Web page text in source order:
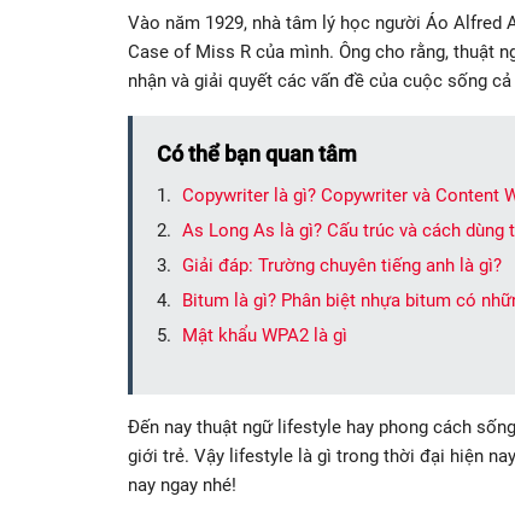
Vào năm 1929, nhà tâm lý học người Áo Alfred
Case of Miss R của mình. Ông cho rằng, thuật
nhận và giải quyết các vấn đề của cuộc sống
Có thể bạn quan tâm
Copywriter là gì? Copywriter và Content
As Long As là gì? Cấu trúc và cách dùng
Giải đáp: Trường chuyên tiếng anh là gì?
Bitum là gì? Phân biệt nhựa bitum có
Mật khẩu WPA2 là gì
Đến nay thuật ngữ lifestyle hay phong cách
giới trẻ. Vậy lifestyle là gì trong thời đại hiện
nay ngay nhé!